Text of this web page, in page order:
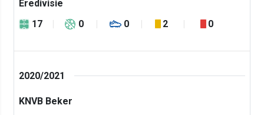
Eredivisie
17
0 0 2 0
2020/2021
KNVB Beker